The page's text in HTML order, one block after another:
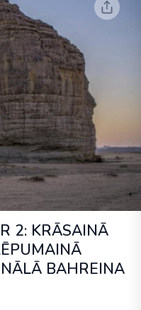
2: KRĀSAINĀ
BAHREINA